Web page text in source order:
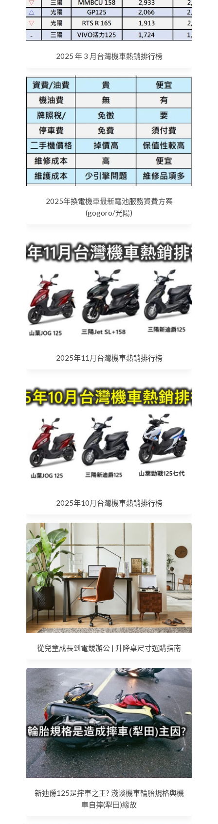
2025 年 3 月台灣機車熱銷排行榜
2025年換電機車最新電池服務資費方案
(gogoro/光陽)
2025年11月台灣機車熱銷排行榜
2025年10月台灣機車熱銷排行榜
從兒童成長到電競辦公 | 升降桌尺寸選購指南
新迪爵125是摔車之王? 淺談機車輪胎規格與機
車自摔(犁田)緣故